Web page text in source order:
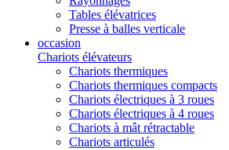
Tables élévatrices
Presse à balles verticale
occasion
Chariots élévateurs
Chariots thermiques
Chariots thermiques compacts
Chariots électriques à 3 roues
Chariots électriques à 4 roues
Chariots à mât rétractable
Chariots articulés